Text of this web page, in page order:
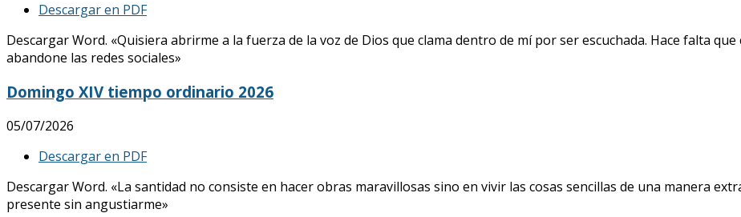
Descargar en PDF
Descargar Word. «Quisiera abrirme a la fuerza de la voz de Dios que clama dentro de mí por ser escuchada. Hace falta
abandone las redes sociales»
Domingo XIV tiempo ordinario 2026
05/07/2026
Descargar en PDF
Descargar Word. «La santidad no consiste en hacer obras maravillosas sino en vivir las cosas sencillas de una manera
presente sin angustiarme»